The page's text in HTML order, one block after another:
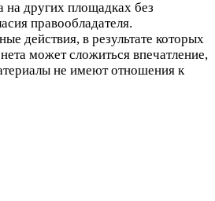
на других площадках без
правообладателя.
действия, в результате которых
может сложиться впечатление,
не имеют отношения к